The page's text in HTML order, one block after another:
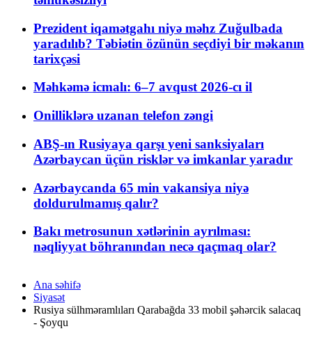
Prezident iqamətgahı niyə məhz Zuğulbada
yaradılıb? Təbiətin özünün seçdiyi bir məkanın
tarixçəsi
Məhkəmə icmalı: 6–7 avqust 2026-cı il
Onilliklərə uzanan telefon zəngi
ABŞ-ın Rusiyaya qarşı yeni sanksiyaları
Azərbaycan üçün risklər və imkanlar yaradır
Azərbaycanda 65 min vakansiya niyə
doldurulmamış qalır?
Bakı metrosunun xətlərinin ayrılması:
nəqliyyat böhranından necə qaçmaq olar?
Ana səhifə
Siyasət
Rusiya sülhməramlıları Qarabağda 33 mobil şəhərcik salacaq
- Şoyqu